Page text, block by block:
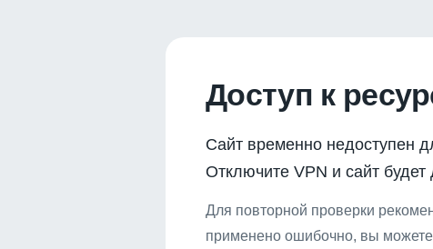
Доступ к
Сайт временно недоступен
Отключите VPN и сайт будет
Для повторной проверки
применено ошибочно, вы